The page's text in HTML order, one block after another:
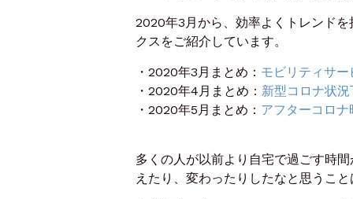
2020年3月から、効率よくトレンド
クスをご紹介しています。
・2020年3月まとめ： モビリティサ
・2020年4月まとめ： 新型コロナ状
・2020年5月まとめ： アフターコロ
多くの人が以前より自宅で過ごす時
えたり、変わったりしたなと思うこ